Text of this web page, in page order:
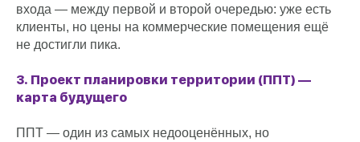
входа — между первой и второй очередью: уже есть
клиенты, но цены на коммерческие помещения ещё
не достигли пика.
3. Проект планировки территории (ППТ) —
карта будущего
ППТ — один из самых недооценённых, но